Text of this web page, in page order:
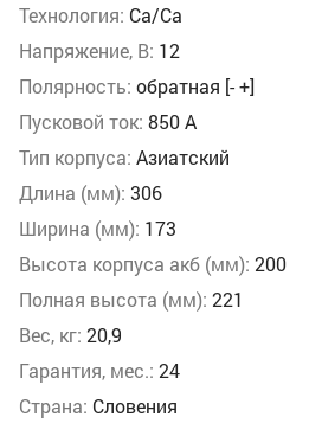
Технология: Ca/Ca
Напряжение, В: 12
Полярность: обратная [- +]
Пусковой ток: 850 А
Тип корпуса: Азиатский
Длина (мм): 306
Ширина (мм): 173
Высота корпуса акб (мм): 200
Полная высота (мм): 221
Вес, кг: 20,9
Гарантия, мес.: 24
Страна: Словения